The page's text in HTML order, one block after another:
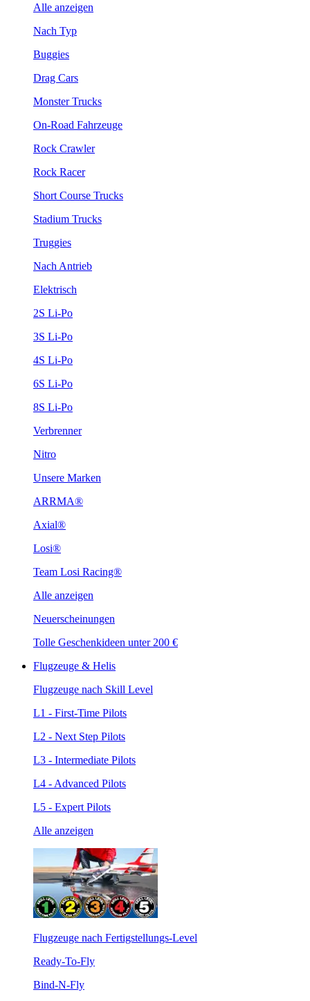
Alle anzeigen
Nach Typ
Buggies
Drag Cars
Monster Trucks
On-Road Fahrzeuge
Rock Crawler
Rock Racer
Short Course Trucks
Stadium Trucks
Truggies
Nach Antrieb
Elektrisch
2S Li-Po
3S Li-Po
4S Li-Po
6S Li-Po
8S Li-Po
Verbrenner
Nitro
Unsere Marken
ARRMA®
Axial®
Losi®
Team Losi Racing®
Alle anzeigen
Neuerscheinungen
Tolle Geschenkideen unter 200 €
Flugzeuge & Helis
Flugzeuge nach Skill Level
L1 - First-Time Pilots
L2 - Next Step Pilots
L3 - Intermediate Pilots
L4 - Advanced Pilots
L5 - Expert Pilots
Alle anzeigen
Flugzeuge nach Fertigstellungs-Level
Ready-To-Fly
Bind-N-Fly